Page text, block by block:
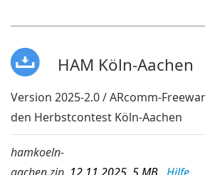
HAM Köln-Aachen
Version 2025-2.0 / ARcomm-
den Herbstcontest Köln-Aachen
hamkoeln-